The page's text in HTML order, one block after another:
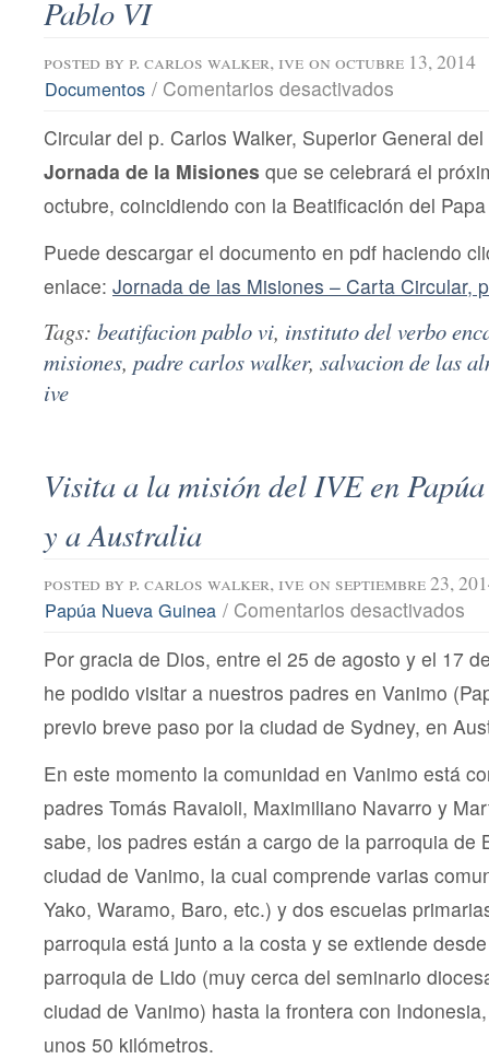
Pablo VI
posted by p. carlos walker, ive on octubre 13, 2014
Documentos / Comentarios desactivados
la
y
del
Pablo
Circular del p. Carlos Walker, Superior General
Jornada de la Misiones que se celebrará el
octubre, coincidiendo con la Beatificación del
Puede descargar el documento en pdf haciendo
enlace: Jornada de las Misiones – Carta Circular,
Tags: beatifacion pablo vi, instituto del verbo
misiones, padre carlos walker, salvacion de las
ive
Visita a la misión del IVE en
y a Australia
posted by p. carlos walker, ive on septiembre 23,
Papúa Nueva Guinea / Comentarios desactivados
la
del
en
y
Por gracia de Dios, entre el 25 de agosto y el 17
he podido visitar a nuestros padres en Vanimo
previo breve paso por la ciudad de Sydney, en
En este momento la comunidad en Vanimo está
padres Tomás Ravaioli, Maximiliano Navarro y
sabe, los padres están a cargo de la parroquia de
ciudad de Vanimo, la cual comprende varias
Yako, Waramo, Baro, etc.) y dos escuelas
parroquia está junto a la costa y se extiende
parroquia de Lido (muy cerca del seminario
ciudad de Vanimo) hasta la frontera con
unos 50 kilómetros.